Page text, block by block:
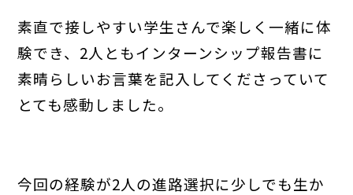
素直で接しやすい学生さんで楽しく一緒に体
験でき、2人ともインターンシップ報告書に
素晴らしいお言葉を記入してくださっていて
とても感動しました。
今回の経験が2人の進路選択に少しでも生か